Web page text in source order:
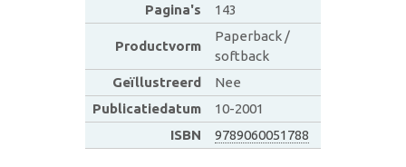
Pagina's
143
Productvorm
Paperback /
softback
Geïllustreerd
Nee
Publicatiedatum
10-2001
ISBN
9789060051788